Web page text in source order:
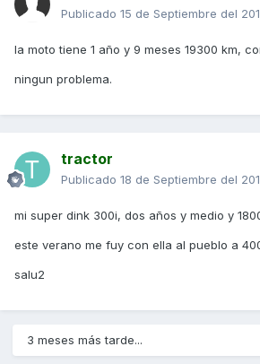
Publicado 15 de Septiembre del
la moto tiene 1 año y 9 meses 19300 km,
ningun problema.
tractor
Publicado 18 de Septiembre del
mi super dink 300i, dos años y medio y
este verano me fuy con ella al pueblo a
salu2
3 meses más tarde...